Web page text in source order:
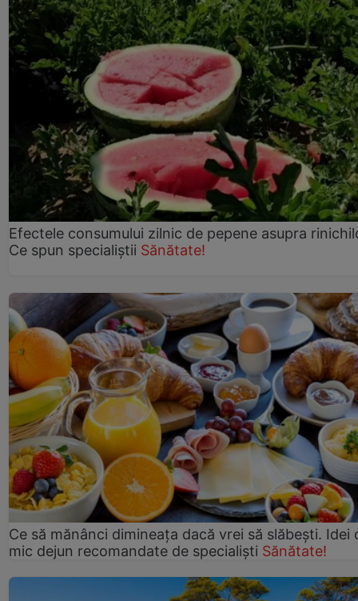
Efectele consumului zilnic de pepene asupra
Ce spun specialiștii Sănătate!
Ce să mănânci dimineața dacă vrei să slăbești. Idei
mic dejun recomandate de specialiști Sănătate!